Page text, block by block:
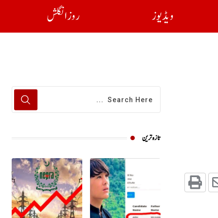
ویڈیوز روز انگلش
تازہ ترین